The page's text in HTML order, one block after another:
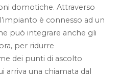
domotiche. Attraverso
è connesso ad un
può integrare anche gli
per ridurre
dei punti di ascolto
arriva una chiamata dal